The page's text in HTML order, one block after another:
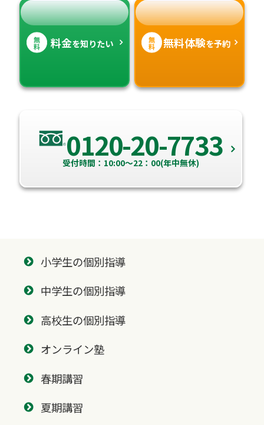
無
料 料金を知りたい 無
料 無料体験を予約
0120-20-7733
受付時間：10:00～22：00(年中無休)
小学生の個別指導
中学生の個別指導
高校生の個別指導
オンライン塾
春期講習
夏期講習